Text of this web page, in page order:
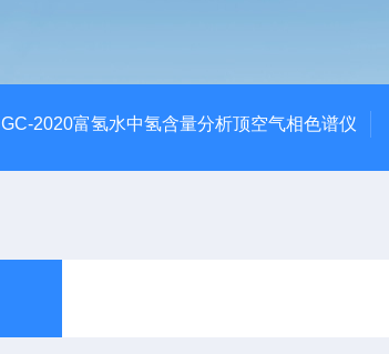
GC-2020富氢水中氢含量分析顶空气相色谱仪